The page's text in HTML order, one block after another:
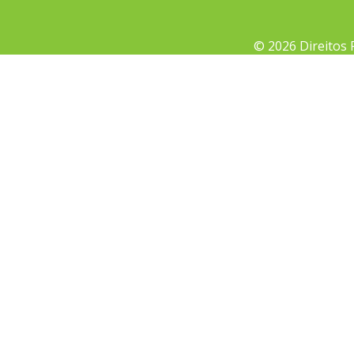
© 2026 Direitos